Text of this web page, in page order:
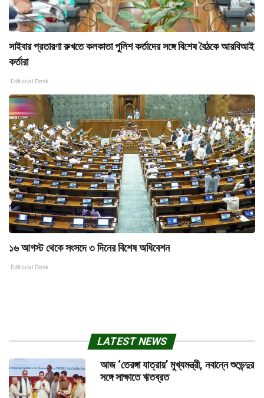
সাইবার প্রতারণা রুখতে কলকাতা পুলিশ কর্তাদের সঙ্গে বিশেষ বৈঠকে আরবিআই
কর্তারা
Editorial Desk
১৬ আগস্ট থেকে সংসদে ৩ দিনের বিশেষ অধিবেশন
Editorial Desk
LATEST NEWS
আজ ‘তেরঙ্গা যাত্রায়’ মুখ্যমন্ত্রী, নবান্নে শুভেন্দুর
সঙ্গে সাক্ষাতে ঋতব্রত